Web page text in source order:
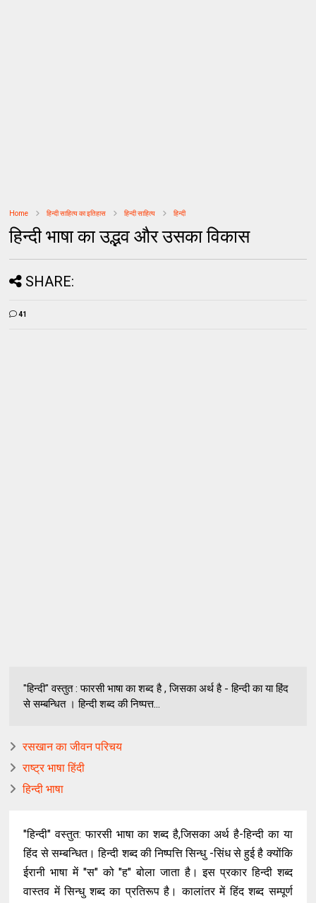
Home हिन्दी साहित्य का इतिहास हिन्दी साहित्य हिन्दी
हिन्दी भाषा का उद्भव और उसका विकास
SHARE:
41
"हिन्दी" वस्तुत : फारसी भाषा का शब्द है , जिसका अर्थ है - हिन्दी का या हिंद
से सम्बन्धित । हिन्दी शब्द की निष्पत्त...
रसखान का जीवन परिचय
राष्ट्र भाषा हिंदी
हिन्दी भाषा
"हिन्दी" वस्तुत:फारसी भाषा का शब्द है,जिसका अर्थ है-हिन्दी का या
हिंद से सम्बन्धित। हिन्दी शब्द की निष्पत्ति सिन्धु-सिंध से हुई है क्योंकि
ईरानी भाषा में"स"को"ह"बोला जाता है। इस प्रकार हिन्दी शब्द
वास्तव में सिन्धु शब्द का प्रतिरूप है । कालांतर में हिंद शब्द सम्पूर्ण